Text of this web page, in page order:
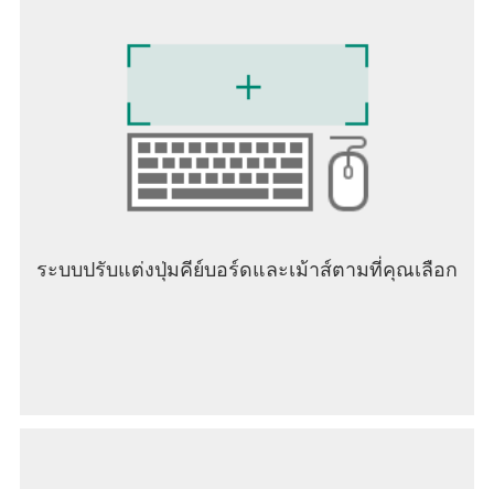
leave a lasting mark on history.
ระบบปรับแต่งปุ่มคีย์บอร์ดและเม้าส์ตามที่คุณเลือก